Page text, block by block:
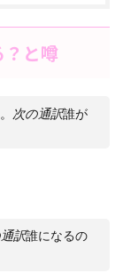
と噂
次の通訳誰が
訳誰になるの